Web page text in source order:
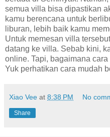
semua villa bisa dipastikan
kamu berencana untuk
liburan, lebih baik kamu
Untuk memesan villa
datang ke villa. Sebab kini,
online. Tapi, bagaimana
Yuk perhatikan cara mudah
Xiao Vee at 8:38 PM No
Share